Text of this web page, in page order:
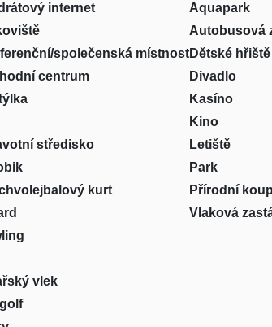
internet
společenská místnost
centrum
středisko
kurt
vlek
Aquapark
Autobusová
Dětské hřiště
Divadlo
Kasíno
Kino
Letiště
Park
Přírodní
Vlaková